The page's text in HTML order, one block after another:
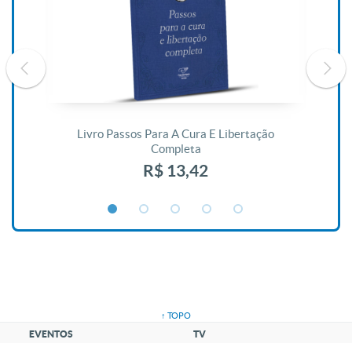
Livro Passos Para A Cura E Libertação
Completa
R$ 13,42
↑ TOPO
EVENTOS TV